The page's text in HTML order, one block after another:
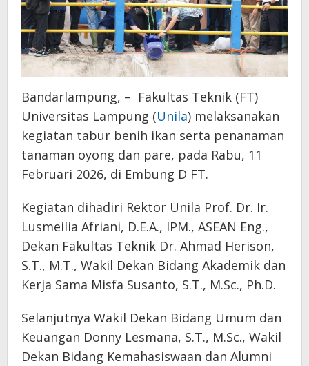
Bandarlampung, – Fakultas Teknik (FT)
Universitas Lampung (Unila) melaksanakan
kegiatan tabur benih ikan serta penanaman
tanaman oyong dan pare, pada Rabu, 11
Februari 2026, di Embung D FT.
Kegiatan dihadiri Rektor Unila Prof. Dr. Ir.
Lusmeilia Afriani, D.E.A., IPM., ASEAN Eng.,
Dekan Fakultas Teknik Dr. Ahmad Herison,
S.T., M.T., Wakil Dekan Bidang Akademik dan
Kerja Sama Misfa Susanto, S.T., M.Sc., Ph.D.
Selanjutnya Wakil Dekan Bidang Umum dan
Keuangan Donny Lesmana, S.T., M.Sc., Wakil
Dekan Bidang Kemahasiswaan dan Alumni